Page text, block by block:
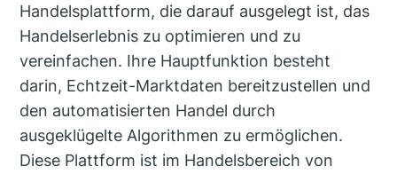
Handelsplattform, die darauf ausgelegt ist, das
Handelserlebnis zu optimieren und zu
vereinfachen. Ihre Hauptfunktion besteht
darin, Echtzeit-Marktdaten bereitzustellen und
den automatisierten Handel durch
ausgeklügelte Algorithmen zu ermöglichen.
Diese Plattform ist im Handelsbereich von